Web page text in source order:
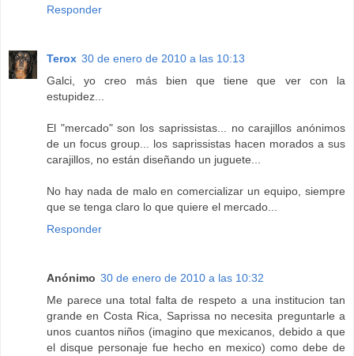
Responder
Terox 30 de enero de 2010 a las 10:13
Galci, yo creo más bien que tiene que ver con la
estupidez...
El "mercado" son los saprissistas... no carajillos anónimos
de un focus group... los saprissistas hacen morados a sus
carajillos, no están diseñando un juguete...
No hay nada de malo en comercializar un equipo, siempre
que se tenga claro lo que quiere el mercado...
Responder
Anónimo 30 de enero de 2010 a las 10:32
Me parece una total falta de respeto a una institucion tan
grande en Costa Rica, Saprissa no necesita preguntarle a
unos cuantos niños (imagino que mexicanos, debido a que
el disque personaje fue hecho en mexico) como debe de